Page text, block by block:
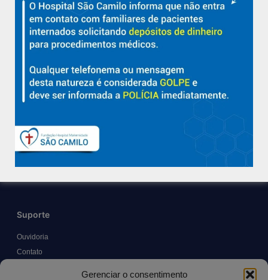
Gerenciar o consentimento
Sobre
Diretorias
Políticas e Normas
Trabalhe Conosco
Suporte
Ouvidoria
Contato